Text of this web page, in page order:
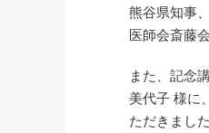
熊谷県知事
医師会斎藤
また、記念
美代子 様に
ただきまし